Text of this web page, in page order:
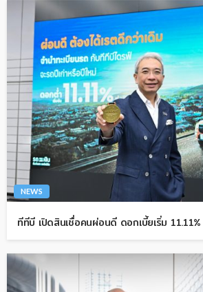
NEWS
ทีทีบี เปิดสินเชื่อคนผ่อนดี ดอกเบี้ยเริ่ม 11.11%